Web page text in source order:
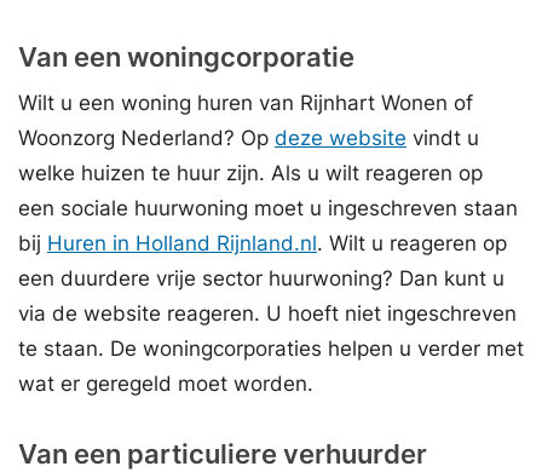
Van een woningcorporatie
Wilt u een woning huren van Rijnhart Wonen of
Woonzorg Nederland? Op deze website vindt u
welke huizen te huur zijn. Als u wilt reageren op
een sociale huurwoning moet u ingeschreven staan
bij Huren in Holland Rijnland.nl. Wilt u reageren op
een duurdere vrije sector huurwoning? Dan kunt u
via de website reageren. U hoeft niet ingeschreven
te staan. De woningcorporaties helpen u verder met
wat er geregeld moet worden.
Van een particuliere verhuurder